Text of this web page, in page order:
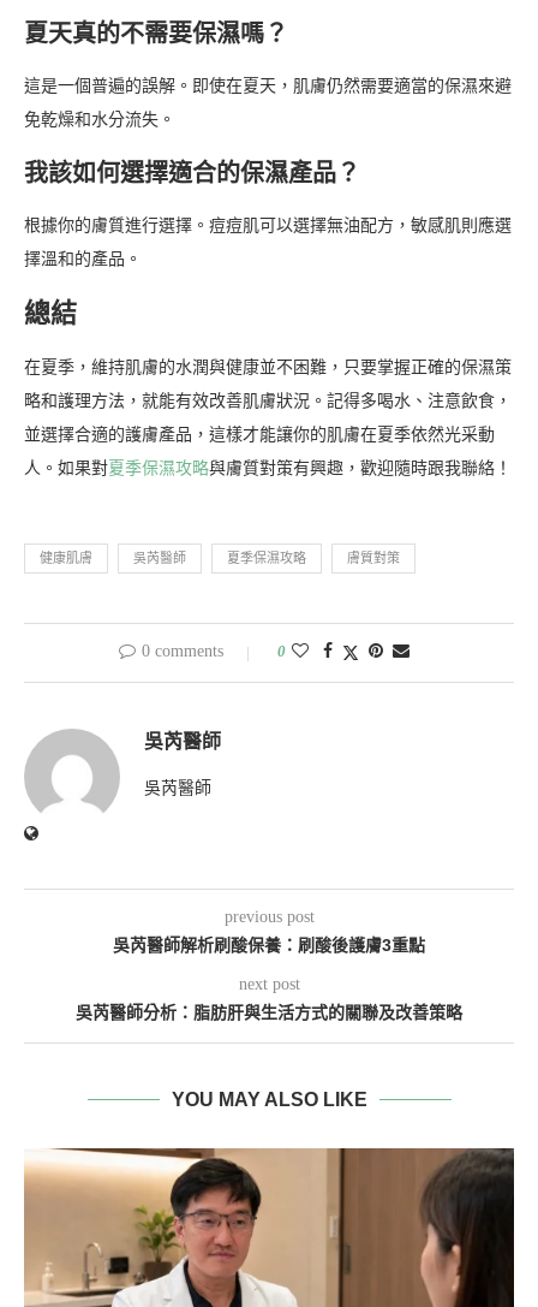
夏天真的不需要保濕嗎？
這是一個普遍的誤解。即使在夏天，肌膚仍然需要適當的保濕來避
免乾燥和水分流失。
我該如何選擇適合的保濕產品？
根據你的膚質進行選擇。痘痘肌可以選擇無油配方，敏感肌則應選
擇溫和的產品。
總結
在夏季，維持肌膚的水潤與健康並不困難，只要掌握正確的保濕策
略和護理方法，就能有效改善肌膚狀況。記得多喝水、注意飲食，
並選擇合適的護膚產品，這樣才能讓你的肌膚在夏季依然光采動
人。如果對夏季保濕攻略與膚質對策有興趣，歡迎隨時跟我聯絡！
健康肌膚 吳芮醫師 夏季保濕攻略 膚質對策
0 comments 0
吳芮醫師
吳芮醫師
previous post
吳芮醫師解析刷酸保養：刷酸後護膚3重點
next post
吳芮醫師分析：脂肪肝與生活方式的關聯及改善策略
YOU MAY ALSO LIKE